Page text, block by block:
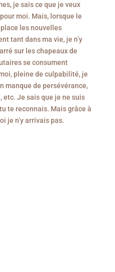
je sais ce que je veux
moi. Mais, lorsque le
les nouvelles
tant dans ma vie, je n’y
sur les chapeaux de
se consument
pleine de culpabilité, je
manque de persévérance,
Je sais que je ne suis
te reconnais. Mais grâce à
je n’y arrivais pas.